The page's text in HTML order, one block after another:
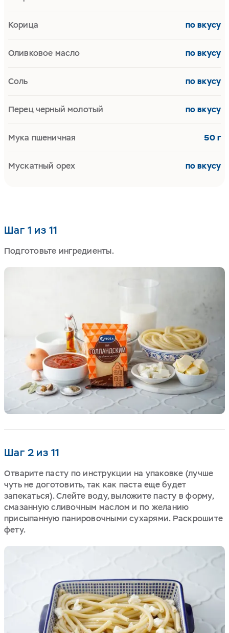
Шаг 1 из 11
Подготовьте ингредиенты.
Шаг 2 из 11
Отварите пасту по инструкции на упаковке (лучше
чуть не доготовить, так как паста еще будет
запекаться). Слейте воду, выложите пасту в форму,
смазанную сливочным маслом и по желанию
присыпанную панировочными сухарями. Раскрошите
фету.
Корица по вкусу
Оливковое масло по вкусу
Соль по вкусу
Перец черный молотый по вкусу
Мука пшеничная 50 г
Мускатный орех по вкусу